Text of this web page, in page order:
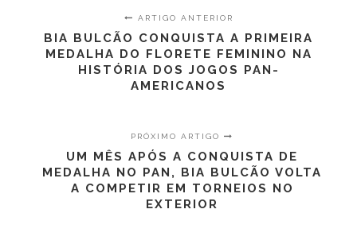
ARTIGO ANTERIOR
BIA BULCÃO CONQUISTA A PRIMEIRA
MEDALHA DO FLORETE FEMININO NA
HISTÓRIA DOS JOGOS PAN-
AMERICANOS
PRÓXIMO ARTIGO
UM MÊS APÓS A CONQUISTA DE
MEDALHA NO PAN, BIA BULCÃO VOLTA
A COMPETIR EM TORNEIOS NO
EXTERIOR